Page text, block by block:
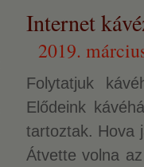
Internet
2019.
Folytatjuk
Elődeink
tartoztak. Hova
Átvette volna